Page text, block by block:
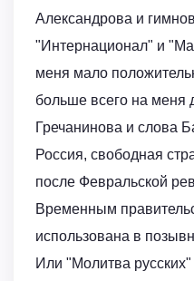
Александрова и
"Интернационал" и
меня мало
больше всего на меня
Гречанинова и слова
Россия, свободная
после Февральской
Временным
использована в
Или "Молитва русских"